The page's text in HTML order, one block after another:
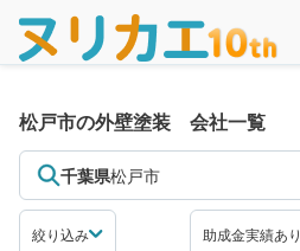
松戸市の外壁塗装 会社一覧
千葉県松戸市
絞り込み 助成金実績あり